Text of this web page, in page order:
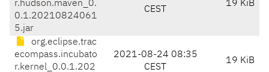
r.hudson.maven_0.
0.1.20210824061
5.jar
CEST
19 KiB
org.eclipse.trac
ecompass.incubato
r.kernel_0.0.1.202
2021-08-24 08:35
CEST
19 KiB